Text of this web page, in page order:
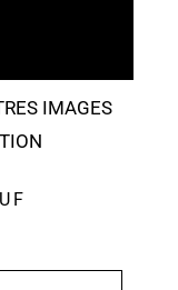
IMAGES